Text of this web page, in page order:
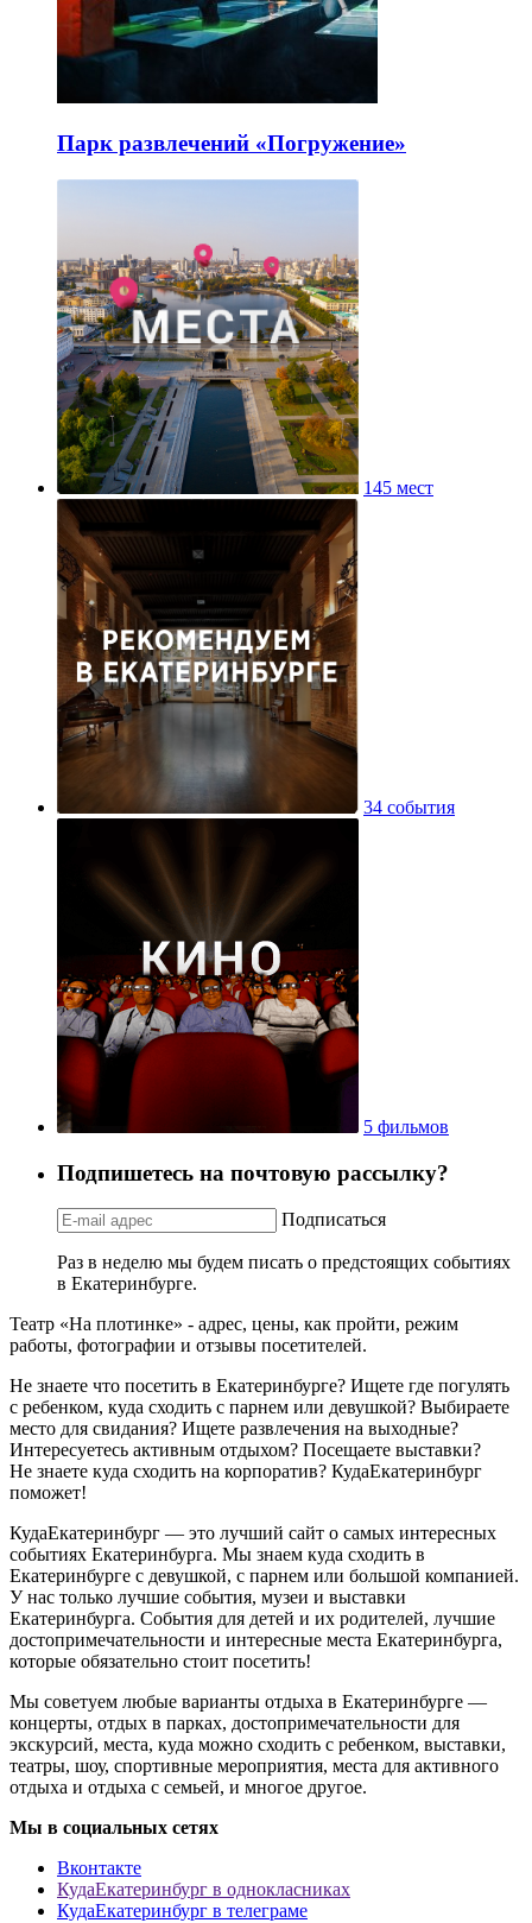
Парк развлечений «Погружение»
145 мест
34 события
5 фильмов
Подпишетесь на почтовую рассылку?
Подписаться
Раз в неделю мы будем писать о предстоящих событиях
в Екатеринбурге.
Театр «На плотинке» - адрес, цены, как пройти, режим
работы, фотографии и отзывы посетителей.
Не знаете что посетить в Екатеринбурге? Ищете где погулять
с ребенком, куда сходить с парнем или девушкой? Выбираете
место для свидания? Ищете развлечения на выходные?
Интересуетесь активным отдыхом? Посещаете выставки?
Не знаете куда сходить на корпоратив? КудаЕкатеринбург
поможет!
КудаЕкатеринбург — это лучший сайт о самых интересных
событиях Екатеринбурга. Мы знаем куда сходить в
Екатеринбурге с девушкой, с парнем или большой компанией.
У нас только лучшие события, музеи и выставки
Екатеринбурга. События для детей и их родителей, лучшие
достопримечательности и интересные места Екатеринбурга,
которые обязательно стоит посетить!
Мы советуем любые варианты отдыха в Екатеринбурге —
концерты, отдых в парках, достопримечательности для
экскурсий, места, куда можно сходить с ребенком, выставки,
театры, шоу, спортивные мероприятия, места для активного
отдыха и отдыха с семьей, и многое другое.
Мы в социальных сетях
Вконтакте
КудаЕкатеринбург в однокласниках
КудаЕкатеринбург в телеграме